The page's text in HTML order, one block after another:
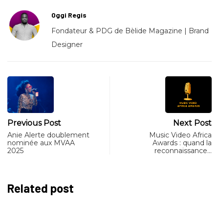
Oggi Regis
Fondateur & PDG de Bèlide Magazine | Brand
Designer
Previous Post
Anie Alerte doublement
nominée aux MVAA
2025
Next Post
Music Video Africa
Awards : quand la
reconnaissance…
Related post